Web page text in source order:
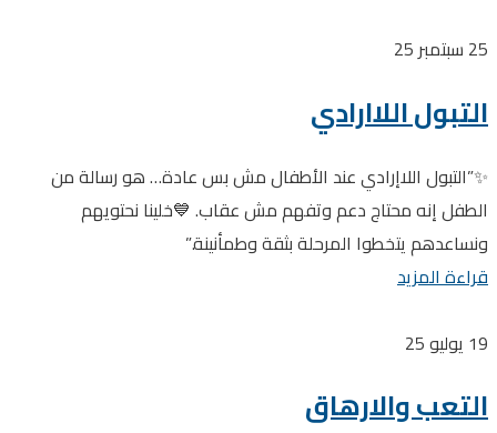
25 سبتمبر 25
التبول اللاارادي
✨”التبول اللاإرادي عند الأطفال مش بس عادة… هو رسالة من
الطفل إنه محتاج دعم وتفهم مش عقاب. 💙خلينا نحتويهم
ونساعدهم يتخطوا المرحلة بثقة وطمأنينة.”
قراءة المزيد
19 يوليو 25
التعب والارهاق